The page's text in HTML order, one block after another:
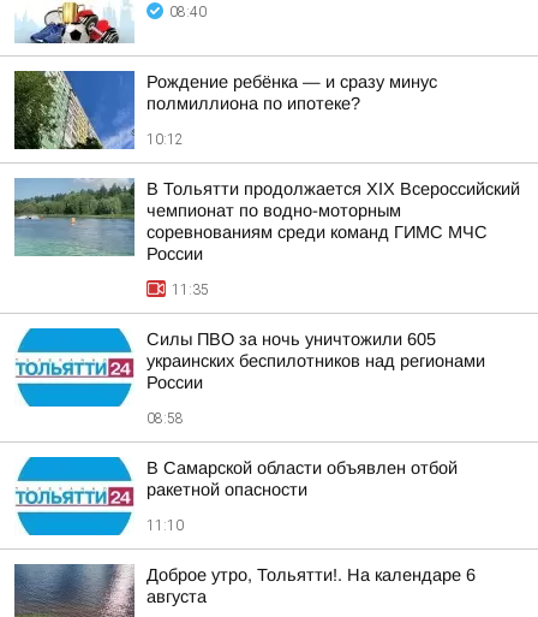
08:40
Рождение ребёнка — и сразу минус
полмиллиона по ипотеке?
10:12
В Тольятти продолжается XIX Всероссийский
чемпионат по водно-моторным
соревнованиям среди команд ГИМС МЧС
России
11:35
Силы ПВО за ночь уничтожили 605
украинских беспилотников над регионами
России
08:58
В Самарской области объявлен отбой
ракетной опасности
11:10
Доброе утро, Тольятти!. На календаре 6
августа